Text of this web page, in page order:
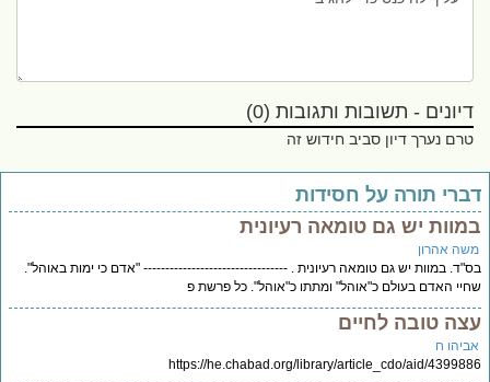
דיונים - תשובות ותגובות (0)
טרם נערך דיון סביב חידוש זה
תורה על חסידות
יש גם טומאה רעיונית
אהרון
במוות יש גם טומאה רעיונית . --------------------------------- "אדם כי ימות באוהל".
האדם בעולם כ"אוהל" ומתתו כ"אוהל". כל פרשת פ
טובה לחיים
ח
https://he.chabad.org/library/article_cdo/aid/